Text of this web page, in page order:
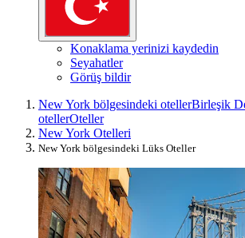
Konaklama yerinizi kaydedin
Seyahatler
Görüş bildir
New York bölgesindeki otellerBirleşik
otellerOteller
New York Otelleri
New York bölgesindeki Lüks Oteller